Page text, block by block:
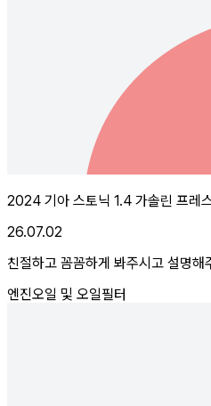
2024 기아 스토닉 1.4 가솔린 프레
26.07.02
친절하고 꼼꼼하게 봐주시고 설명
엔진오일 및 오일필터